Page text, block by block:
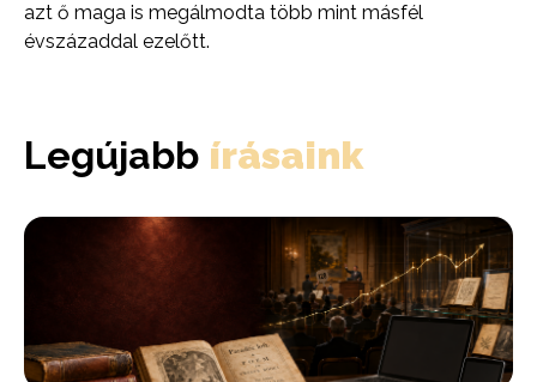
azt ő maga is megálmodta több mint másfél
évszázaddal ezelőtt.
Legújabb írásaink